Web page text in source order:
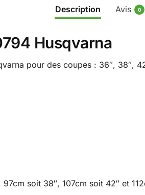
Description Avis 0
Husqvarna
pour des coupes : 36″, 38″,
soit 38″, 107cm soit 42″ et